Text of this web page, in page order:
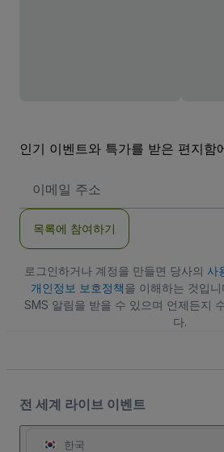
인기 이벤트와 특가를 받은 편지함
메
소
목록에 참여하기
로그인하거나 계정을 만들면 당사의 사
개인정보 보호정책을 이해하는 것입
SMS 알림을 받을 수 있으며 언제든지
다.
전 세계 라이브 이벤트
한국